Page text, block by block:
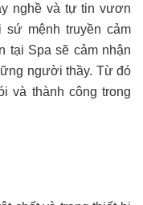
nghề và tự tin vươn
sứ mệnh truyền cảm
tại Spa sẽ cảm nhận
người thầy. Từ đó
và thành công trong